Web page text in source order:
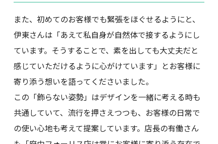
また、初めてのお客様でも緊張をほぐせるようにと、
伊東さんは「あえて私自身が自然体で接するようにし
ています。そうすることで、素を出しても大丈夫だと
感じていただけるように心がけています」とお客様に
寄り添う想いを語ってくださいました。
この「飾らない姿勢」はデザインを一緒に考える時も
共通していて、流行を押さえつつも、お客様の日常で
の使い心地も考えて提案しています。店長の有働さん